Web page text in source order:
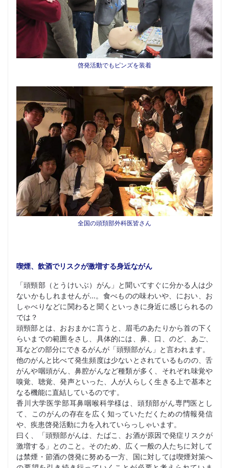
啓発活動でもピンズを装着
全国の頭頚部外科医皆さん
喫煙、飲酒でリスクが激増する身近ながん
「頭頸部（とうけいぶ）がん」と聞いてすぐに分かる人は少
ないかもしれませんが…。食べものの味わいや、におい、お
しゃべりなどに関わると聞くといっきに身近に感じられるの
では？
頭頸部とは、おおまかに言うと、眉毛のあたりから首の下く
らいまでの範囲をさし、具体的には、鼻、口、のど、あご、
耳などの部分にできるがんが「頭頸部がん」と言われます。
他のがんと比べて発生頻度は少ないとされているものの、舌
がんや咽頭がん、鼻腔がんなど種類が多く、それぞれ味覚や
嗅覚、聴覚、発声といった、人が人らしく生きる上で基本と
なる機能に直結しているのです。
香川大学医学部耳鼻咽喉科学様は、頭頚部がん専門医とし
て、このがんの存在を広く知っていただくための情報発信
や、疾患啓発活動に力を入れていらっしゃいます。
曰く、「頭頸部がんは、たばこ、お酒が原因で発症リスクが
激増する」とのこと。そのため、広く一般の人たちに対して
は禁煙・節酒の啓発に努める一方、国に対しては喫煙対策へ